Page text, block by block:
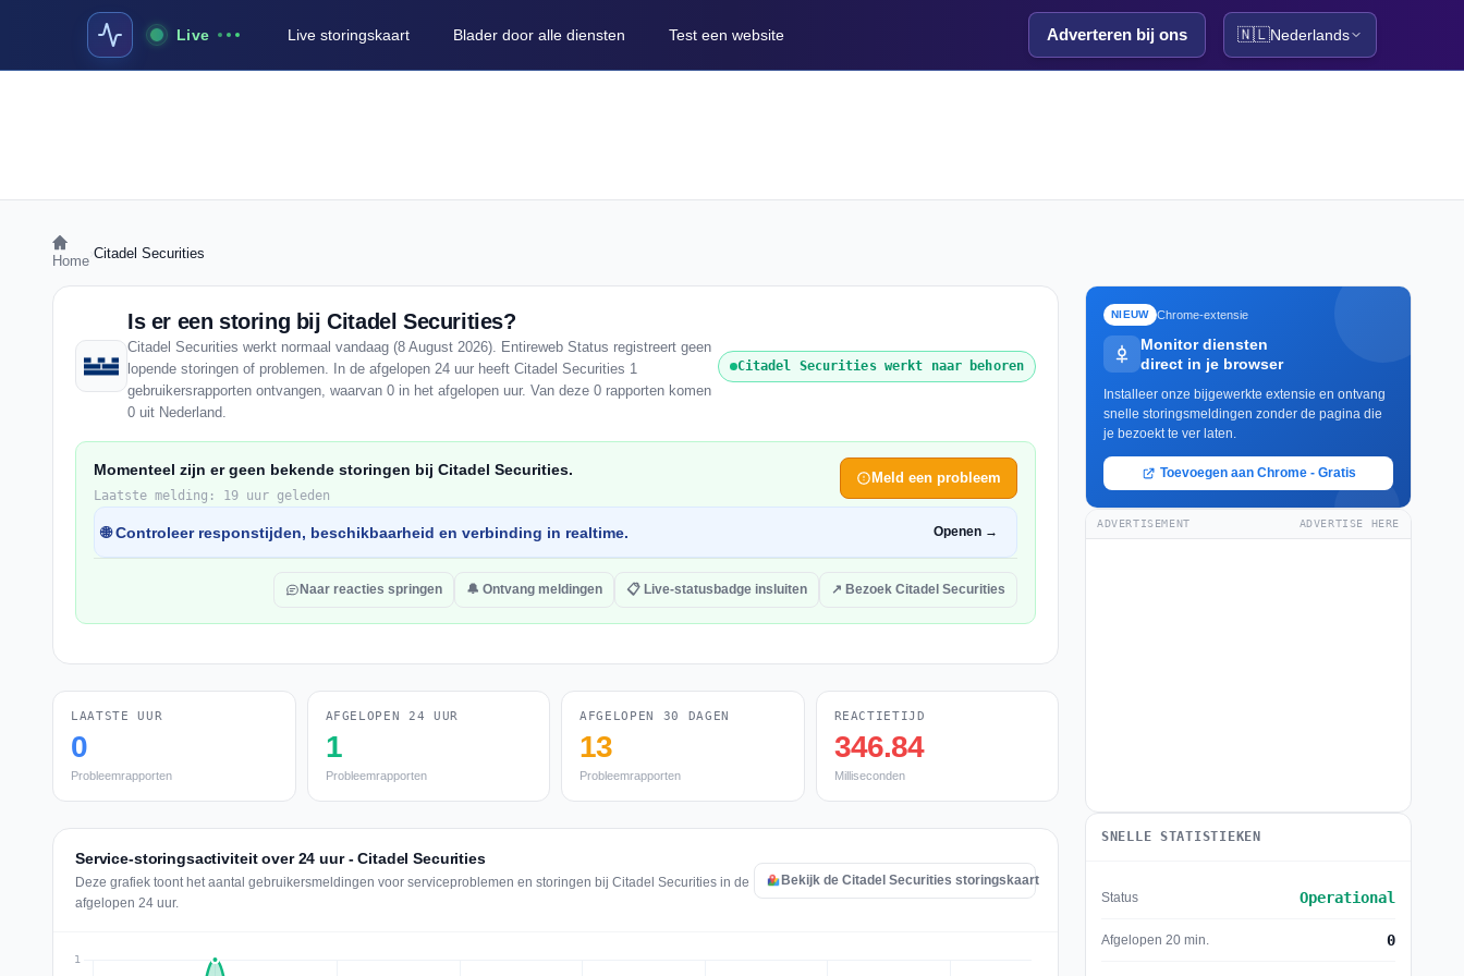
Live Live storingskaart Blader door alle diensten Test een website Adverteren bij ons 🇳🇱Nederlands
Home Citadel Securities
Is er een storing bij Citadel Securities?
Citadel Securities werkt normaal vandaag (8 August 2026). Entireweb Status registreert geen
lopende storingen of problemen. In de afgelopen 24 uur heeft Citadel Securities 1
gebruikersrapporten ontvangen, waarvan 0 in het afgelopen uur. Van deze 0 rapporten komen
0 uit Nederland.
Citadel Securities werkt naar behoren
Momenteel zijn er geen bekende storingen bij Citadel Securities.
Laatste melding: 19 uur geleden
Meld een probleem
🌐 Controleer responstijden, beschikbaarheid en verbinding in realtime. Openen →
Naar reacties springen 🔔 Ontvang meldingen 📋 Live-statusbadge insluiten ↗ Bezoek Citadel Securities
LAATSTE UUR
0
Probleemrapporten
AFGELOPEN 24 UUR
1
Probleemrapporten
AFGELOPEN 30 DAGEN
13
Probleemrapporten
REACTIETIJD
346.84
Milliseconden
Service-storingsactiviteit over 24 uur - Citadel Securities
Deze grafiek toont het aantal gebruikersmeldingen voor serviceproblemen en storingen bij Citadel Securities in de
afgelopen 24 uur.
Bekijk de Citadel Securities storingskaart
NIEUW Chrome-extensie
Monitor diensten
direct in je browser
Installeer onze bijgewerkte extensie en ontvang
snelle storingsmeldingen zonder de pagina die
je bezoekt te ver laten.
Toevoegen aan Chrome - Gratis
ADVERTISEMENT ADVERTISE HERE
SNELLE STATISTIEKEN
Status Operational
Afgelopen 20 min. 0